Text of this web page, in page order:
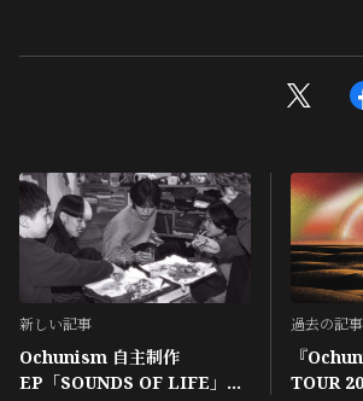
新しい記事
Ochunism 自主制作
EP「SOUNDS OF LIFE」解
過去の記事
『
TOUR